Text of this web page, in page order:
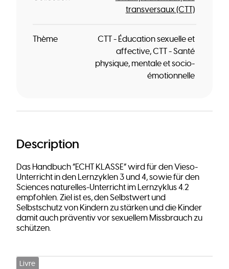
transversaux (CTT)
Thème
CTT - Éducation sexuelle et
affective CTT - Santé
physique, mentale et socio-
émotionnelle
Description
Das Handbuch “ECHT KLASSE” wird für den Vieso-
Unterricht in den Lernzyklen 3 und 4, sowie für den
Sciences naturelles-Unterricht im Lernzyklus 4.2
empfohlen. Ziel ist es, den Selbstwert und
Selbstschutz von Kindern zu stärken und die Kinder
damit auch präventiv vor sexuellem Missbrauch zu
schützen.
Livre